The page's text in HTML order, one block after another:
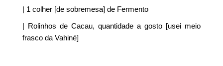
| 1 colher [de sobremesa] de Fermento
| Rolinhos de Cacau, quantidade a gosto [usei meio
frasco da Vahiné]